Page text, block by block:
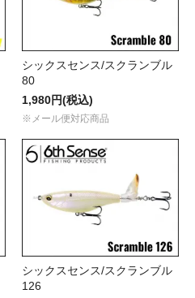
シックスセンス/スクランブル
80
1,980円(税込)
※メール便対応商品
シックスセンス/スクランブル
126